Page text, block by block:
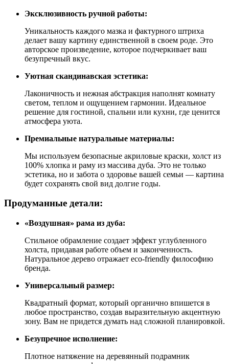
Эксклюзивность ручной работы:
Уникальность каждого мазка и фактурного штриха
делает вашу картину единственной в своем роде. Это
авторское произведение, которое подчеркивает ваш
безупречный вкус.
Уютная скандинавская эстетика:
Лаконичность и нежная абстракция наполнят комнату
светом, теплом и ощущением гармонии. Идеальное
решение для гостиной, спальни или кухни, где ценится
атмосфера уюта.
Премиальные натуральные материалы:
Мы используем безопасные акриловые краски, холст из
100% хлопка и раму из массива дуба. Это не только
эстетика, но и забота о здоровье вашей семьи — картина
будет сохранять свой вид долгие годы.
Продуманные детали:
«Воздушная» рама из дуба:
Стильное обрамление создает эффект углубленного
холста, придавая работе объем и законченность.
Натуральное дерево отражает eco-friendly философию
бренда.
Универсальный размер:
Квадратный формат, который органично впишется в
любое пространство, создав выразительную акцентную
зону. Вам не придется думать над сложной планировкой.
Безупречное исполнение:
Плотное натяжение на деревянный подрамник